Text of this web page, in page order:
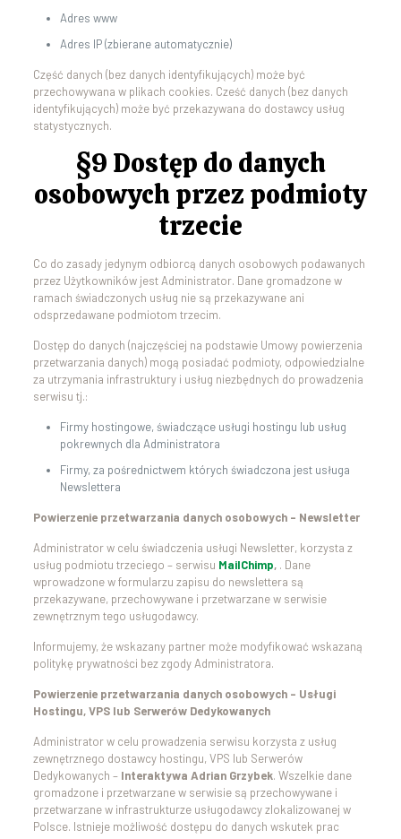
Adres www
Adres IP (zbierane automatycznie)
Część danych (bez danych identyfikujących) może być
przechowywana w plikach cookies. Cześć danych (bez danych
identyfikujących) może być przekazywana do dostawcy usług
statystycznych.
§9 Dostęp do danych
osobowych przez podmioty
trzecie
Co do zasady jedynym odbiorcą danych osobowych podawanych
przez Użytkowników jest Administrator. Dane gromadzone w
ramach świadczonych usług nie są przekazywane ani
odsprzedawane podmiotom trzecim.
Dostęp do danych (najczęściej na podstawie Umowy powierzenia
przetwarzania danych) mogą posiadać podmioty, odpowiedzialne
za utrzymania infrastruktury i usług niezbędnych do prowadzenia
serwisu tj.:
Firmy hostingowe, świadczące usługi hostingu lub usług
pokrewnych dla Administratora
Firmy, za pośrednictwem których świadczona jest usługa
Newslettera
Powierzenie przetwarzania danych osobowych – Newsletter
Administrator w celu świadczenia usługi Newsletter, korzysta z
usług podmiotu trzeciego – serwisu MailChimp, . Dane
wprowadzone w formularzu zapisu do newslettera są
przekazywane, przechowywane i przetwarzane w serwisie
zewnętrznym tego usługodawcy.
Informujemy, że wskazany partner może modyfikować wskazaną
politykę prywatności bez zgody Administratora.
Powierzenie przetwarzania danych osobowych – Usługi
Hostingu, VPS lub Serwerów Dedykowanych
Administrator w celu prowadzenia serwisu korzysta z usług
zewnętrznego dostawcy hostingu, VPS lub Serwerów
Dedykowanych – Interaktywa Adrian Grzybek. Wszelkie dane
gromadzone i przetwarzane w serwisie są przechowywane i
przetwarzane w infrastrukturze usługodawcy zlokalizowanej w
Polsce. Istnieje możliwość dostępu do danych wskutek prac